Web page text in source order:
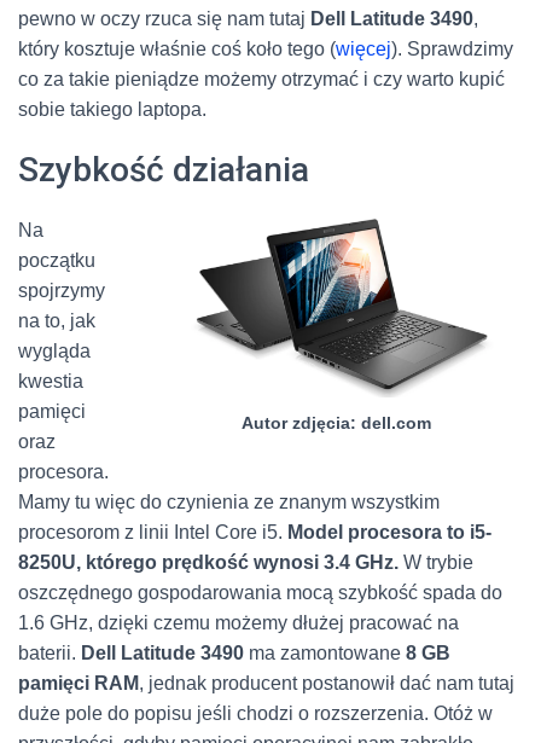
pewno w oczy rzuca się nam tutaj Dell Latitude 3490,
który kosztuje właśnie coś koło tego (więcej). Sprawdzimy
co za takie pieniądze możemy otrzymać i czy warto kupić
sobie takiego laptopa.
Szybkość działania
Autor zdjęcia: dell.com
Na
początku
spojrzymy
na to, jak
wygląda
kwestia
pamięci
oraz
procesora.
Mamy tu więc do czynienia ze znanym wszystkim
procesorom z linii Intel Core i5. Model procesora to i5-
8250U, którego prędkość wynosi 3.4 GHz. W trybie
oszczędnego gospodarowania mocą szybkość spada do
1.6 GHz, dzięki czemu możemy dłużej pracować na
baterii. Dell Latitude 3490 ma zamontowane 8 GB
pamięci RAM, jednak producent postanowił dać nam tutaj
duże pole do popisu jeśli chodzi o rozszerzenia. Otóż w